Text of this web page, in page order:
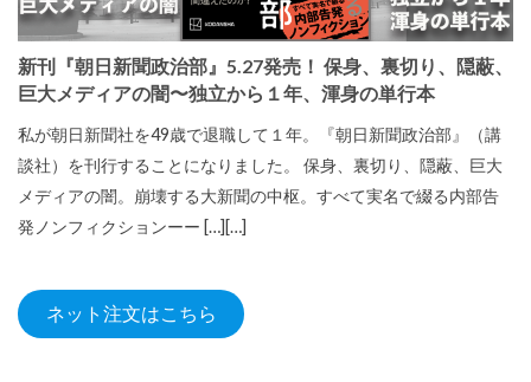
新刊『朝日新聞政治部』5.27発売！ 保身、裏切り、隠蔽、
巨大メディアの闇〜独立から１年、渾身の単行本
私が朝日新聞社を49歳で退職して１年。『朝日新聞政治部』（講
談社）を刊行することになりました。 保身、裏切り、隠蔽、巨大
メディアの闇。崩壊する大新聞の中枢。すべて実名で綴る内部告
発ノンフィクションーー […][…]
ネット注文はこちら